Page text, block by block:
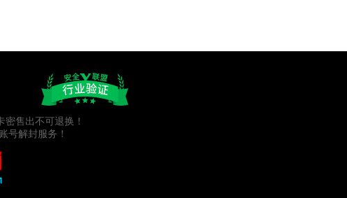
售出不可退换！
号解封服务！